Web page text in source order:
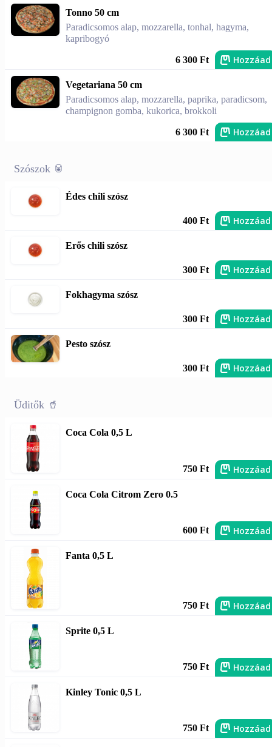
Tonno 50 cm
Paradicsomos alap, mozzarella, tonhal, hagyma,
kapribogyó
6 300 Ft Hozzáad
Vegetariana 50 cm
Paradicsomos alap, mozzarella, paprika, paradicsom,
champignon gomba, kukorica, brokkoli
6 300 Ft Hozzáad
Szószok 🥫
Édes chili szósz
400 Ft Hozzáad
Erős chili szósz
300 Ft Hozzáad
Fokhagyma szósz
300 Ft Hozzáad
Pesto szósz
300 Ft Hozzáad
Üditők 🥤
Coca Cola 0,5 L
750 Ft Hozzáad
Coca Cola Citrom Zero 0.5
600 Ft Hozzáad
Fanta 0,5 L
750 Ft Hozzáad
Sprite 0,5 L
750 Ft Hozzáad
Kinley Tonic 0,5 L
750 Ft Hozzáad